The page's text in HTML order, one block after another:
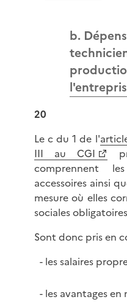
b.
20
Le c du 1 de l'
III au CGI
comprennent
accessoires ainsi
mesure où elles
sociales
Sont donc pris en
les salaires
les avantages en